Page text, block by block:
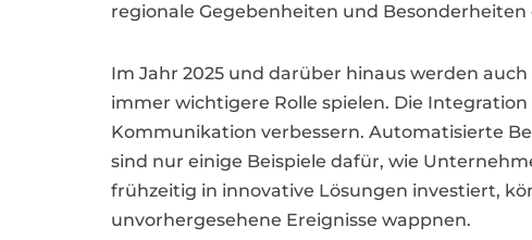
regionale Gegebenheiten und Besonderheiten
Im Jahr 2025 und darüber hinaus werden
immer wichtigere Rolle spielen. Die
Kommunikation verbessern. Automatisierte
sind nur einige Beispiele dafür, wie
frühzeitig in innovative Lösungen investiert,
unvorhergesehene Ereignisse wappnen.